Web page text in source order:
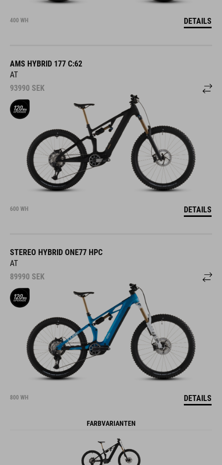
DETAILS
AMS HYBRID 177 C:62
AT
93990 SEK
DETAILS
STEREO HYBRID ONE77 HPC
AT
89990 SEK
DETAILS